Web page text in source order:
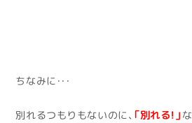
ちなみに・・・
別れるつもりもないのに、 「別れる！」